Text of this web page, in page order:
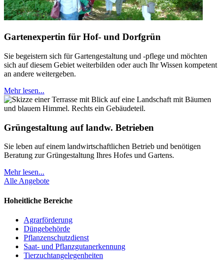
Gartenexpertin für Hof- und Dorfgrün
Sie begeistern sich für Gartengestaltung und -pflege und möchten
sich auf diesem Gebiet weiterbilden oder auch Ihr Wissen kompetent
an andere weitergeben.
Mehr lesen...
Grüngestaltung auf landw. Betrieben
Sie leben auf einem landwirtschaftlichen Betrieb und benötigen
Beratung zur Grüngestaltung Ihres Hofes und Gartens.
Mehr lesen...
Alle Angebote
Hoheitliche Bereiche
Agrarförderung
Düngebehörde
Pflanzenschutzdienst
Saat- und Pflanzgutanerkennung
Tierzuchtangelegenheiten